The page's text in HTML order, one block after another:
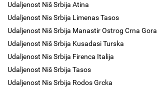
Udaljenost Niš Srbija Atina
Udaljenost Nis Srbija Limenas Tasos
Udaljenost Niš Srbija Manastir Ostrog Crna Gora
Udaljenost Niš Srbija Kusadasi Turska
Udaljenost Nis Srbija Firenca Italija
Udaljenost Niš Srbija Tasos
Udaljenost Nis Srbija Rodos Grcka